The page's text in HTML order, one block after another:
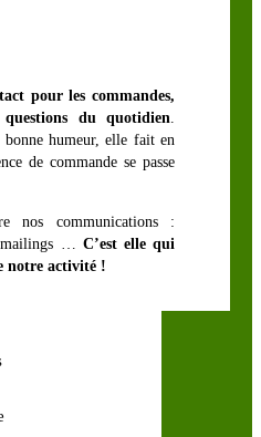
pour les commandes,
du quotidien
humeur, elle fait en
de commande se passe
nos communications :
mailings … C’est elle qui
notre activité !
?